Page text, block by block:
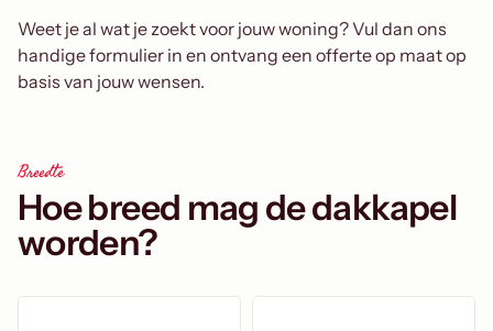
Weet je al wat je zoekt voor jouw woning? Vul dan ons
handige formulier in en ontvang een offerte op maat op
basis van jouw wensen.
Breedte
Hoe breed mag de dakkapel
worden?